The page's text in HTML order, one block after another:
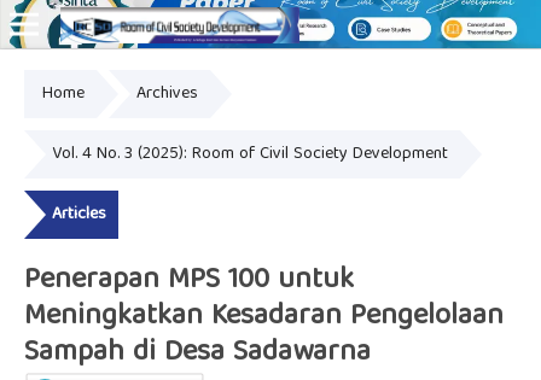
Home Archives
Vol. 4 No. 3 (2025): Room of Civil Society Development
Articles
Penerapan MPS 100 untuk
Meningkatkan Kesadaran Pengelolaan
Sampah di Desa Sadawarna